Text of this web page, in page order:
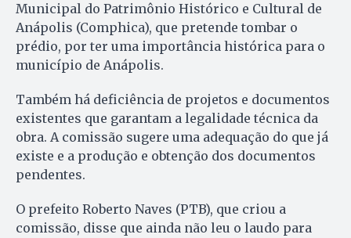
Municipal do Patrimônio Histórico e Cultural de
Anápolis (Comphica), que pretende tombar o
prédio, por ter uma importância histórica para o
município de Anápolis.
Também há deficiência de projetos e documentos
existentes que ga­rantam a legalidade técnica da
obra. A comissão sugere uma adequação do que já
existe e a produção e ob­tenção dos documentos
pendentes.
O prefeito Roberto Naves (PTB), que criou a
comissão, disse que ainda não leu o laudo para